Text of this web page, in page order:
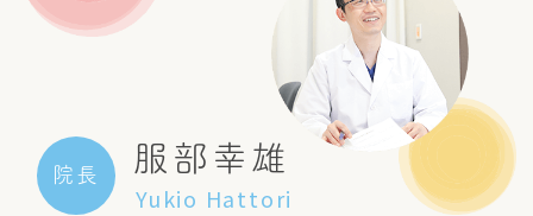
院長 服部幸雄
Yukio Hattori